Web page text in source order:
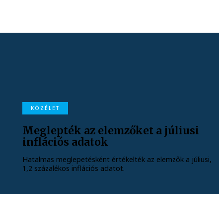
KÖZÉLET
Meglepték az elemzőket a júliusi
inflációs adatok
Hatalmas meglepetésként értékelték az elemzők a júliusi,
1,2 százalékos inflációs adatot.